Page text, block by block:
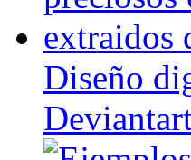
Diseño